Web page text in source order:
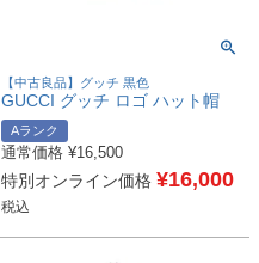
【中古良品】グッチ 黒色
GUCCI グッチ ロゴ ハット帽
帽子 バケットハット ボブハッ
ト ハット コットン /ラビット
メンズ ブラック 【中古】
Aランク
通常価格 ¥16,500
特別オンライン価格 ¥16,000
税込